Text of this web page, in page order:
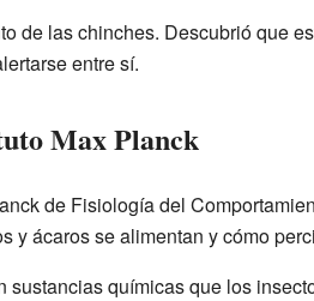
de las chinches. Descubrió que
entre sí.
Max Planck
de Fisiología del
y ácaros se alimentan y cómo
sustancias químicas que los